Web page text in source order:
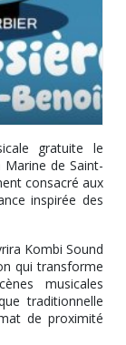
gratuite le
de Saint-
consacré aux
inspirée des
Kombi Sound
qui transforme
musicales
traditionnelle
de proximité